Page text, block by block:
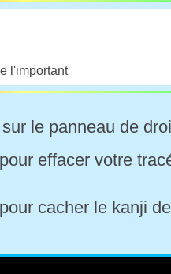
l'important
le panneau de
pour effacer votre
pour cacher le kanji